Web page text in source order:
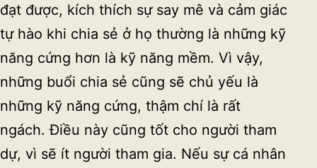
đạt được, kích thích sự say mê và cảm giác
tự hào khi chia sẻ ở họ thường là những kỹ
năng cứng hơn là kỹ năng mềm. Vì vậy,
những buổi chia sẻ cũng sẽ chủ yếu là
những kỹ năng cứng, thậm chí là rất
ngách. Điều này cũng tốt cho người tham
dự, vì sẽ ít người tham gia. Nếu sự cá nhân